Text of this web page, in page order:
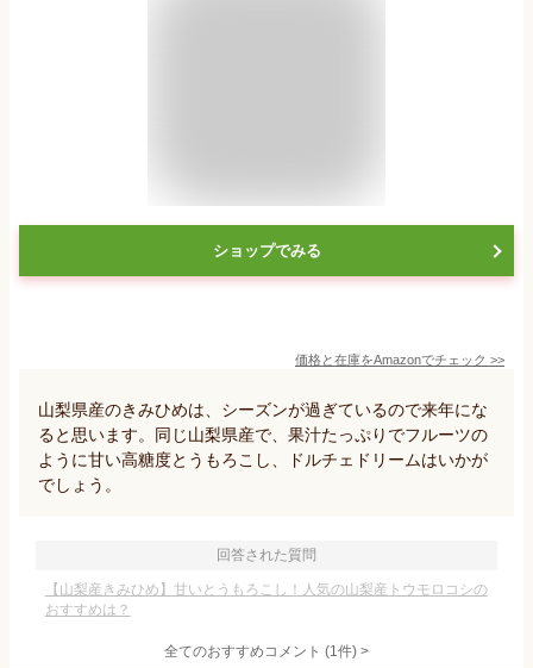
ショップでみる
価格と在庫をAmazonでチェック >>
山梨県産のきみひめは、シーズンが過ぎているので来年にな
ると思います。同じ山梨県産で、果汁たっぷりでフルーツの
ように甘い高糖度とうもろこし、ドルチェドリームはいかが
でしょう。
回答された質問
【山梨産きみひめ】甘いとうもろこし！人気の山梨産トウモロコシの
おすすめは？
全てのおすすめコメント (1件) >